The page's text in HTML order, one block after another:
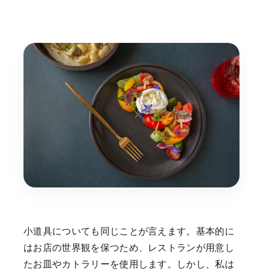
小道具についても同じことが言えます。基本的に
はお店の世界観を保つため、レストランが用意し
たお皿やカトラリーを使用します。しかし、私は